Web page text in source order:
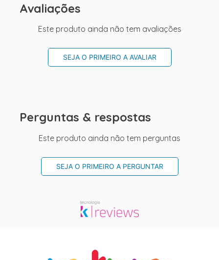
Avaliações
Este produto ainda não tem avaliações
SEJA O PRIMEIRO A AVALIAR
Perguntas & respostas
Este produto ainda não tem perguntas
SEJA O PRIMEIRO A PERGUNTAR